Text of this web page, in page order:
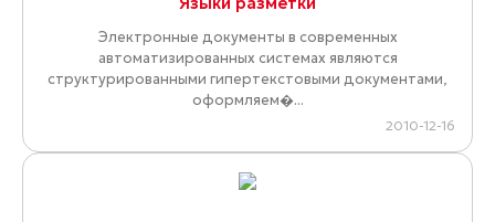
Электронные документы в современных
автоматизированных системах являются
структурированными гипертекстовыми документами,
оформляем�...
2010-12-16